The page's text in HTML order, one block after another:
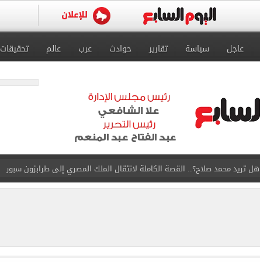
عاجل سياسة تقارير حوادث عرب عالم تحقيقات
توقعات تنسيق شبه نهائية.. القبول بكليات سياسة واقتصاد لن يقل عن 89%
مكتب التنسيق: إتاحة تعديل الرغبات حتى غلق المرحلة الأولى
7 قتلى و15 مصابا بإطلاق نار داخل مدرسة فى تايلاند